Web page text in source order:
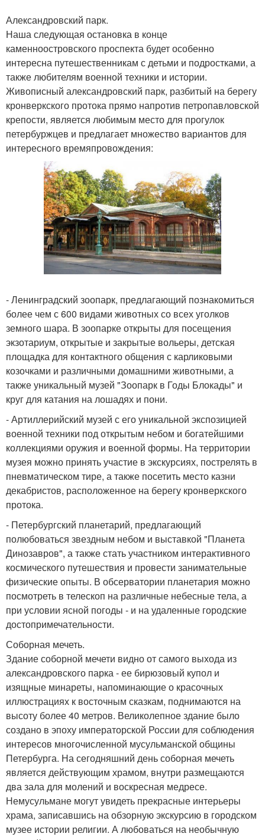
Александровский парк.
Наша следующая остановка в конце
каменноостровского проспекта будет особенно
интересна путешественникам с детьми и подростками, а
также любителям военной техники и истории.
Живописный александровский парк, разбитый на берегу
кронверкского протока прямо напротив петропавловской
крепости, является любимым место для прогулок
петербуржцев и предлагает множество вариантов для
интересного времяпровождения:
- Ленинградский зоопарк, предлагающий познакомиться
более чем с 600 видами животных со всех уголков
земного шара. В зоопарке открыты для посещения
экзотариум, открытые и закрытые вольеры, детская
площадка для контактного общения с карликовыми
козочками и различными домашними животными, а
также уникальный музей "Зоопарк в Годы Блокады" и
круг для катания на лошадях и пони.
- Артиллерийский музей с его уникальной экспозицией
военной техники под открытым небом и богатейшими
коллекциями оружия и военной формы. На территории
музея можно принять участие в экскурсиях, пострелять в
пневматическом тире, а также посетить место казни
декабристов, расположенное на берегу кронверкского
протока.
- Петербургский планетарий, предлагающий
полюбоваться звездным небом и выставкой "Планета
Динозавров", а также стать участником интерактивного
космического путешествия и провести занимательные
физические опыты. В обсерватории планетария можно
посмотреть в телескоп на различные небесные тела, а
при условии ясной погоды - и на удаленные городские
достопримечательности.
Соборная мечеть.
Здание соборной мечети видно от самого выхода из
александровского парка - ее бирюзовый купол и
изящные минареты, напоминающие о красочных
иллюстрациях к восточным сказкам, поднимаются на
высоту более 40 метров. Великолепное здание было
создано в эпоху императорской России для соблюдения
интересов многочисленной мусульманской общины
Петербурга. На сегодняшний день соборная мечеть
является действующим храмом, внутри размещаются
два зала для молений и воскресная медресе.
Немусульмане могут увидеть прекрасные интерьеры
храма, записавшись на обзорную экскурсию в городском
музее истории религии. А любоваться на необычную